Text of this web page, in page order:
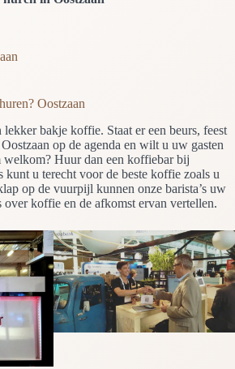
Oostzaan
bakje koffie. Staat er een beurs, feest
op de agenda en wilt u uw gasten
welkom? Huur dan een koffiebar bij
u terecht voor de beste koffie zoals u
op de vuurpijl kunnen onze barista’s uw
over koffie en de afkomst ervan vertellen.